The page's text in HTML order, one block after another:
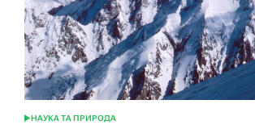
ОПУБЛІКУВАТИ
НАУКА ТА ПРИРОДА